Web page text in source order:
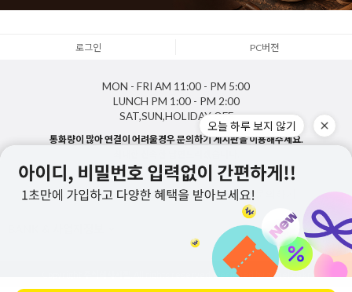
로그인 PC버젼
MON - FRI AM 11:00 - PM 5:00
LUNCH PM 1:00 - PM 2:00
SAT,SUN,HOLIDAYOFF
통화량이 많아 연결이 어려울경우 문의하기 게시판을 이용해주세요.
1688-5143 게시판 문의하기
. All rights reserved. Designed by zizhel.co.kr
오늘 하루 보지 않기